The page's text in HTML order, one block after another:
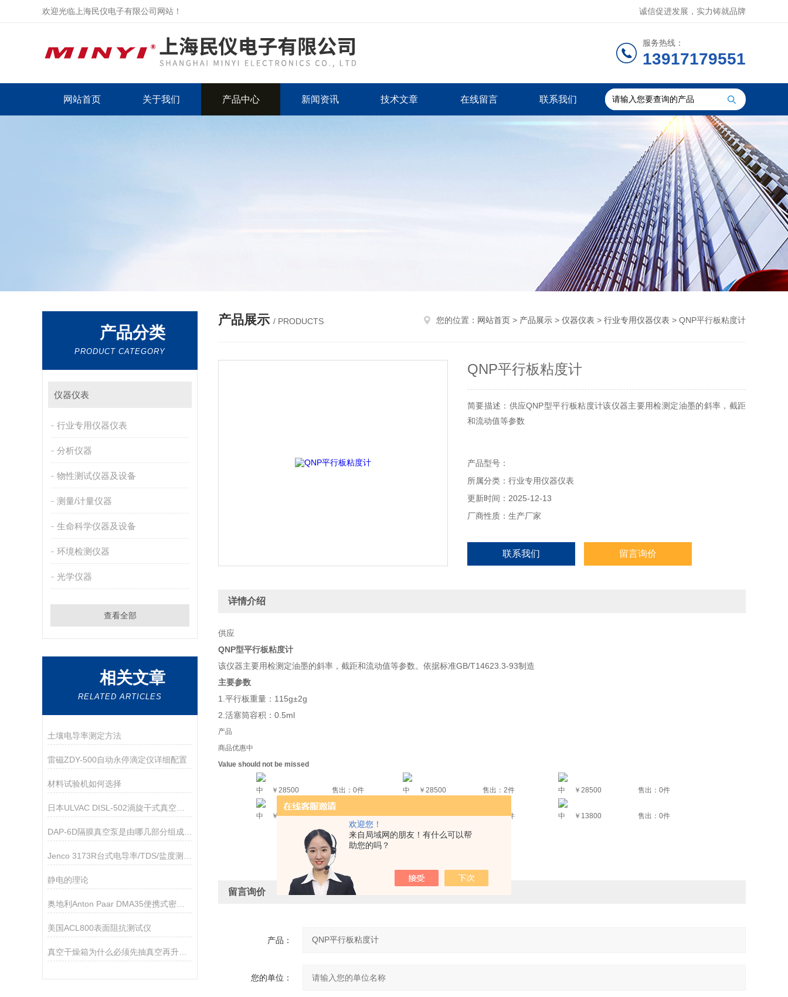
欢迎您！
来自局域网的朋友！有什么可以帮
助您的吗？
欢迎光临上海民仪电子有限公司网站！ 诚信促进发展，实力铸就品牌
服务热线：
13917179551
网站首页 关于我们 产品中心 新闻资讯 技术文章 在线留言 联系我们
产品分类
PRODUCT CATEGORY
仪器仪表
行业专用仪器仪表
分析仪器
物性测试仪器及设备
测量/计量仪器
生命科学仪器及设备
环境检测仪器
光学仪器
查看全部
相关文章
RELATED ARTICLES
土壤电导率测定方法
雷磁ZDY-500自动永停滴定仪详细配置
材料试验机如何选择
DAP-6D隔膜真空泵是由哪几部分组成的呢？
静电的理论
奥地利Anton Paar DMA35便携式密度计技术参数
美国ACL800表面阻抗测试仪
真空干燥箱为什么必须先抽真空再升温加热
产品展示 / PRODUCTS 您的位置： 网站首页 > 产品展示 > 仪器仪表 > 行业专用仪器仪表 > QNP平行板粘度计
QNP平行板粘度计
简要描述：供应QNP型平行板粘度计该仪器主要用检测定油墨的斜率，截距
和流动值等参数
产品型号：
所属分类：行业专用仪器仪表
更新时间：2025-12-13
厂商性质：生产厂家
联系我们 留言询价
详情介绍
供应
QNP型平行板粘度计
该仪器主要用检测定油墨的斜率，截距和流动值等参数。依据标准GB/T14623.3-93制造
主要参数
1.平行板重量：115g±2g
2.活塞筒容积：0.5ml
产品
商品优惠中
Value should not be missed
中 ￥28500 售出：0件 中 ￥28500 售出：2件 中 ￥28500 售出：0件
中 ￥3600 售出：10件 中 ￥11000 售出：0件 中 ￥13800 售出：0件
留言询价
产品：
您的单位：